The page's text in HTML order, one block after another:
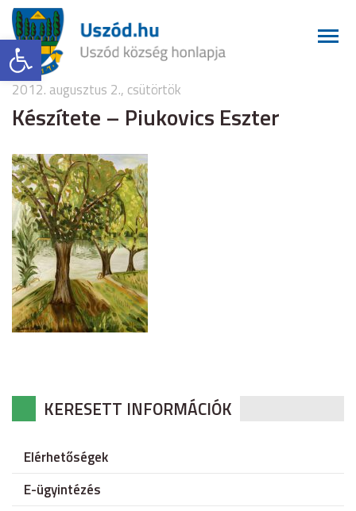
Eszköztár megnyitása
2012. augusztus 2., csütörtök
Készítete – Piukovics Eszter
KERESETT INFORMÁCIÓK
Elérhetőségek
E-ügyintézés